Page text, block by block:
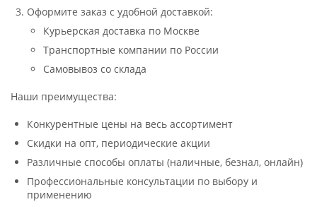
Оформите заказ с удобной доставкой:
Курьерская доставка по Москве
Транспортные компании по России
Самовывоз со склада
Наши преимущества:
Конкурентные цены на весь ассортимент
Скидки на опт, периодические акции
Различные способы оплаты (наличные, безнал, онлайн)
Профессиональные консультации по выбору и
применению